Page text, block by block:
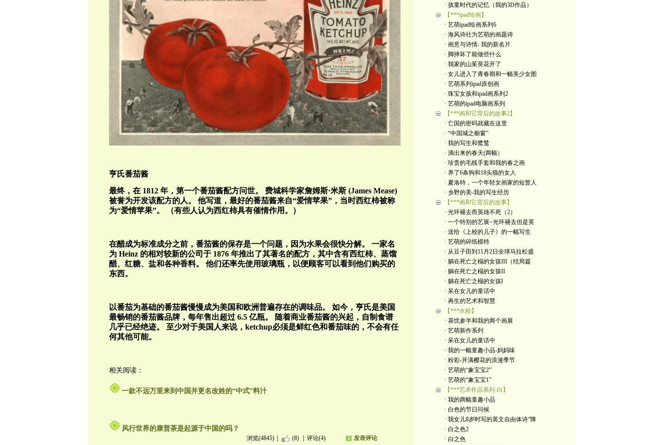
亨氏番茄酱
最终，在1812 年，第一个番茄酱配方问世。 费城科学家詹姆斯·米斯(James Mease)
被誉为开发该配方的人。
他写道，最好的番茄酱来自“爱情苹果”，当时西红柿被称
为“爱情苹果”。
（有些人认为西红柿具有催情作用。）
在醋成为标准成分之前，番茄酱的保存是一个问题，因为水果会很快分解。
一家名
为Heinz 的相对较新的公司于1876 年推出了其著名的配方，其中含有西红柿、蒸馏
醋、红糖、盐和各种香料。
他们还率先使用玻璃瓶，以便顾客可以看到他们购买的
东西。
以番茄为基础的番茄酱慢慢成为美国和欧洲普遍存在的调味品。
如今，亨氏是美国
最畅销的番茄酱品牌，每年售出超过6.5 亿瓶。
随着商业番茄酱的兴起，自制食谱
几乎已经绝迹。
至少对于美国人来说，ketchup必须是鲜红色和番茄味的，不会有任
何其他可能。
相关阅读：
一款不远万里来到中国并更名改姓的“中式”料汁
风行世界的康普茶是起源于中国的吗？
浏览(4845) (8) 评论(4) 发表评论
· 孩童时代的记忆（我的3D作品）
【***ipad绘画】
· 艺萌ipad绘画系列6
· 海风诗社为艺萌的画题诗
· 画意与诗情- 我的新名片
· 脚摔坏了能做些什么
· 我家的山茱萸花开了
· 女儿进入了青春期和一幅美少女图
· 艺萌系列ipad原创画
· 珠宝女孩和ipad画系列2
· 艺萌的ipad电脑画系列
【***画和它背后的故事2】
· 亡国的密码就藏在这里
· “中国城之橱窗”
· 我的写生和鹭鸶
· 滴出来的春天(两幅）
· 珍贵的毛线手套和我的春之画
· 养了6条狗和18头猫的女人
· 夏洛特，一个年轻女画家的短暂人
· 乡野的美-我的写生经历
【***画和它背后的故事】
· 光环褪去而英雄不死（2）
· 一个特别的艺展~光环褪去但是英
· 送给《上校的儿子》的一幅写生
· 艺萌的碎纸模特
· 从豆子田到11月2日全球马拉松盛
· 躺在死亡之榻的女孩III（结局篇
· 躺在死亡之榻的女孩II
· 躺在死亡之榻的女孩I
· 呆在女儿的童话中
· 再生的艺术和智慧
【***水粉】
· 喜忧参半和我的两个画展
· 艺萌新作系列
· 呆在女儿的童话中
· 我的一幅童趣小品-妈妈味
· 粉彩-开满樱花的浪漫季节
· 艺萌的“象宝宝2”
· 艺萌的“象宝宝1”
【***艺术作品系列-白】
· 我的两幅童趣小品
· 白色的节日问候
· 我女儿8岁时写的英文自由体诗“降
· 白之色2
· 白之色